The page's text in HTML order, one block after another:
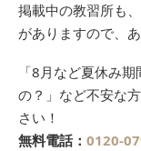
掲載中の教習所も
がありますので、
「8月など夏休み
の？」など不安な
さい！
無料電話： 0120-